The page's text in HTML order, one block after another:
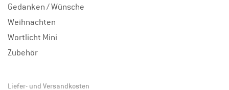
Gedanken / Wünsche
Weihnachten
Wortlicht Mini
Zubehör
Liefer- und Versandkosten